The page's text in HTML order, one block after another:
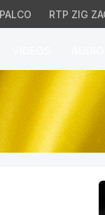
RTP ZIG